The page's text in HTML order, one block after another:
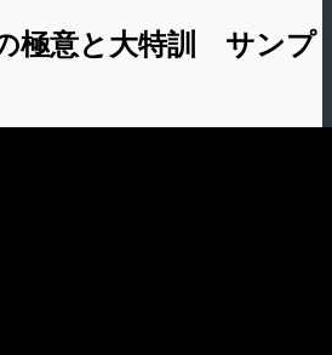
の極意と大特訓 サンプ